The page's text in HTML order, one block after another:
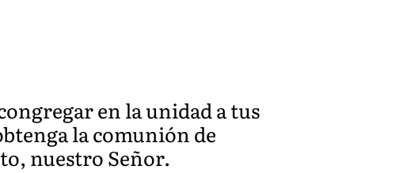
en la unidad a tus
la comunión de
nuestro Señor.